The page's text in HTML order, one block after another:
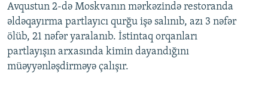
Avqustun 2-də Moskvanın mərkəzində restoranda
əldəqayırma partlayıcı qurğu işə salınıb, azı 3 nəfər
ölüb, 21 nəfər yaralanıb. İstintaq orqanları
partlayışın arxasında kimin dayandığını
müəyyənləşdirməyə çalışır.